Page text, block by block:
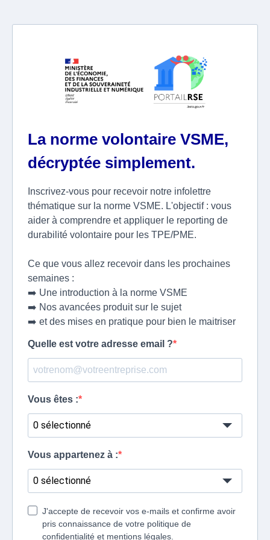
La norme volontaire VSME,
décryptée simplement.
Inscrivez-vous pour recevoir notre infolettre
thématique sur la norme VSME. L'objectif : vous
aider à comprendre et appliquer le reporting de
durabilité volontaire pour les TPE/PME.
Ce que vous allez recevoir dans les prochaines
semaines :
➡️ Une introduction à la norme VSME
➡️ Nos avancées produit sur le sujet
➡️ et des mises en pratique pour bien le maitriser
Quelle est votre adresse email ?
Vous êtes :
0 sélectionné
Vous appartenez à :
0 sélectionné
J'accepte de recevoir vos e-mails et confirme avoir
pris connaissance de votre politique de
confidentialité et mentions légales.